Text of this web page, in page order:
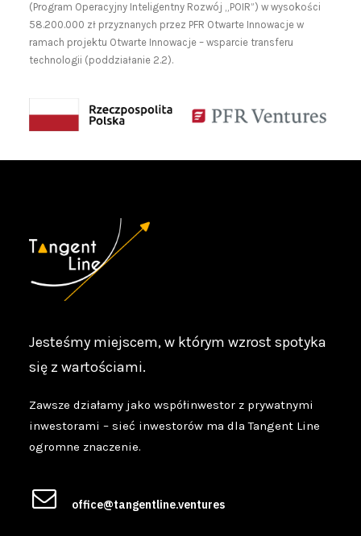
(Program Operacyjny Inteligentny Rozwój „POIR”) w wysokości
58.200.000 zł przyznanych przez PFR Otwarte Innowacje w
ramach projektu Otwarte Innowacje – wsparcie transferu
technologii (poddziałanie 2.2).
Jesteśmy miejscem, w którym wzrost spotyka
się z wartościami.
Zawsze działamy jako współinwestor z prywatnymi
inwestorami – sieć inwestorów ma dla Tangent Line
ogromne znaczenie.
office@tangentline.ventures